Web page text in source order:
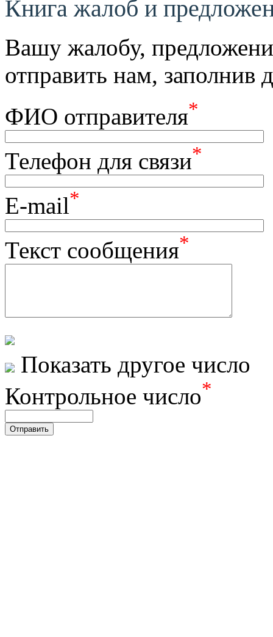
Книга жалоб и
Вашу жалобу,
отправить нам,
ФИО отправителя*
Телефон для связи*
E-mail*
Текст сообщения*
Показать другое число
Контрольное число*